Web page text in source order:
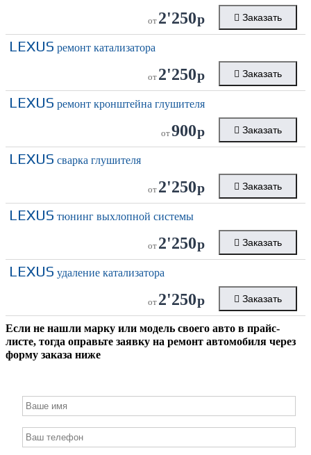
от 2'250р Заказать
LEXUS ремонт катализатора
от 2'250р Заказать
LEXUS ремонт кронштейна глушителя
от900р Заказать
LEXUS сварка глушителя
от 2'250р Заказать
LEXUS тюнинг выхлопной системы
от 2'250р Заказать
LEXUS удаление катализатора
от 2'250р Заказать
Если не нашли марку или модель своего авто в прайс-
листе, тогда оправьте заявку на ремонт автомобиля через
форму заказа ниже